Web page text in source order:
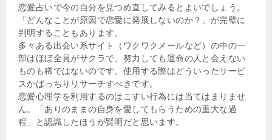
恋愛占いで今の自分を見つめ直してみるとよいでしょう。
「どんなことが原因で恋愛に発展しないのか？」が完璧に
判明することもあります。
多々ある出会い系サイト（ワクワクメールなど）の中の一
部はほぼ全員がサクラで、努力しても運命の人と会えない
ものも稀ではないのです。使用する際はどういったサービ
スかばっちりリサーチすべきです。
恋愛心理学を利用するのはこすい行為には当てはまりませ
ん。「ありのままの自身を愛してもらうための重大な過
程」と認識したほうが賢明だと思います。